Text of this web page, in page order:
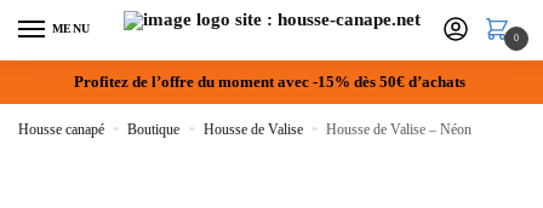
MENU
0
Profitez de l’offre du moment avec -15% dès 50€ d’achats
Housse canapé » Boutique » Housse de Valise » Housse de Valise – Néon